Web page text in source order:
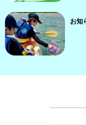
お知